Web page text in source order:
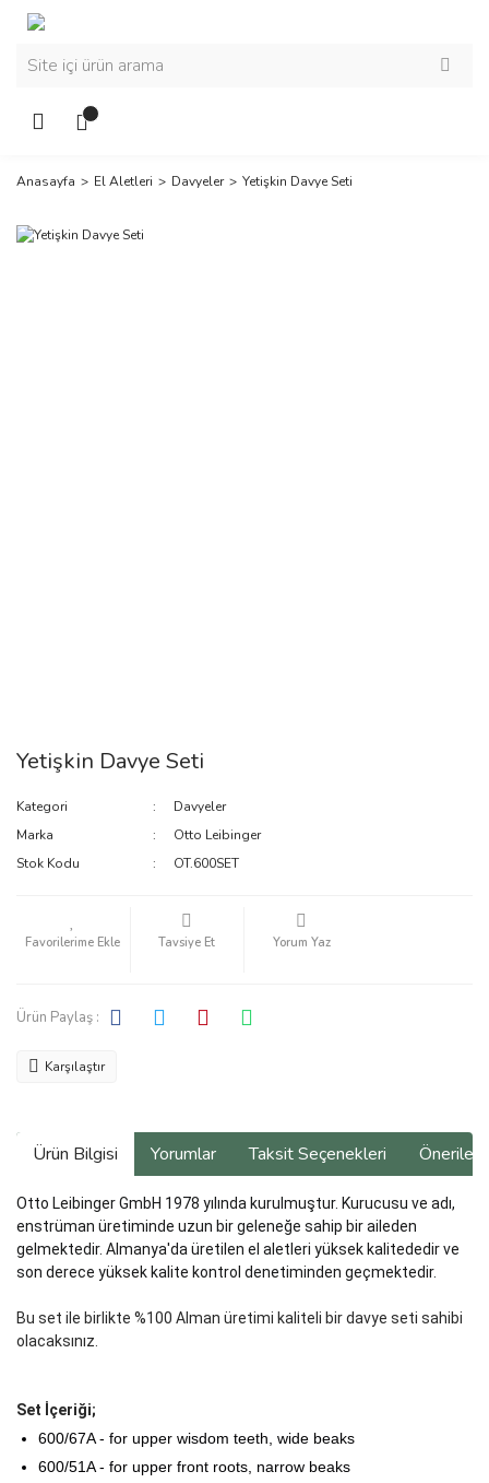
Anasayfa El Aletleri Davyeler Yetişkin Davye Seti
Yetişkin Davye Seti
Kategori
Davyeler
Marka
Otto Leibinger
Stok Kodu
OT.600SET
Tavsiye Et Yorum Yaz
Ürün Paylaş :
Karşılaştır
Ürün Bilgisi Yorumlar Taksit Seçenekleri
Otto Leibinger GmbH 1978 yılında kurulmuştur. Kurucusu ve adı,
enstrüman üretiminde uzun bir geleneğe sahip bir aileden
gelmektedir. Almanya'da üretilen el aletleri yüksek kalitededir ve
son derece yüksek kalite kontrol denetiminden geçmektedir.
Bu set ile birlikte %100 Alman üretimi kaliteli bir davye seti sahibi
olacaksınız.
Set İçeriği;
600/67A - for upper wisdom teeth, wide beaks
600/51A - for upper front roots, narrow beaks